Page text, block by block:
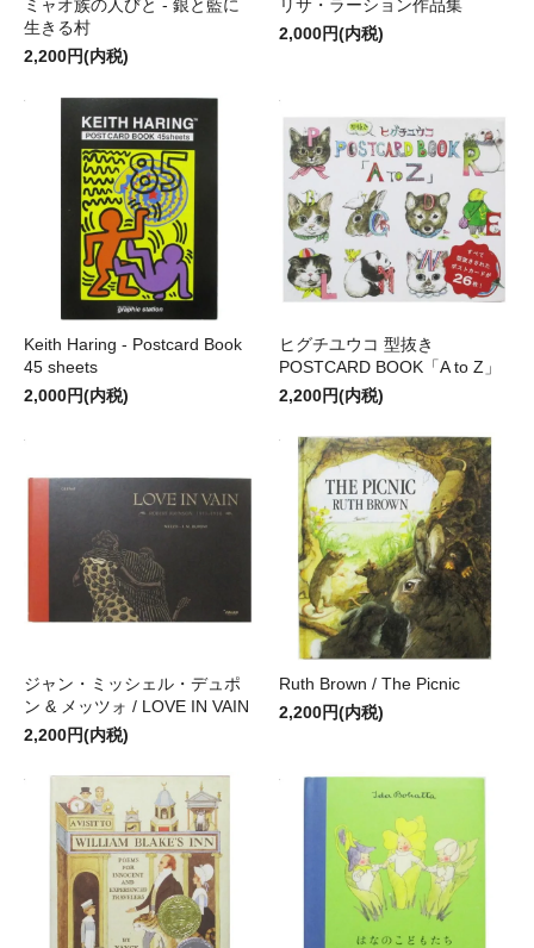
ミャオ族の人びと - 銀と藍に
生きる村
2,200円(内税)
リサ・ラーション作品集
2,000円(内税)
Keith Haring - Postcard Book
45 sheets
2,000円(内税)
ヒグチユウコ 型抜き
POSTCARD BOOK「A to Z」
2,200円(内税)
ジャン・ミッシェル・デュポ
ン & メッツォ / LOVE IN VAIN
2,200円(内税)
Ruth Brown / The Picnic
2,200円(内税)